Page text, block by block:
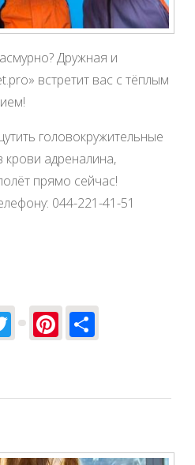
Дружная и
встретит вас с тёплым
головокружительные
адреналина,
прямо сейчас!
044-221-41-51
TwitterPinterest